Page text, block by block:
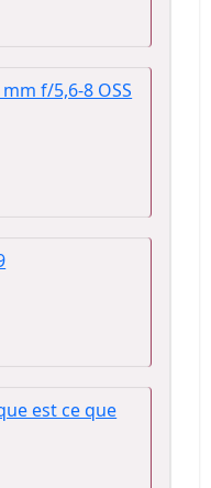
mm f/5,6-8 OSS
est ce que